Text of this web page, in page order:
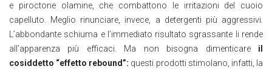
e piroctone olamine, che combattono le irritazioni del cuoio
capelluto. Meglio rinunciare, invece, a detergenti più aggressivi.
L’abbondante schiuma e l’immediato risultato sgrassante li rende
all’apparenza più efficaci. Ma non bisogna dimenticare il
cosiddetto “effetto rebound”: questi prodotti stimolano, infatti, la